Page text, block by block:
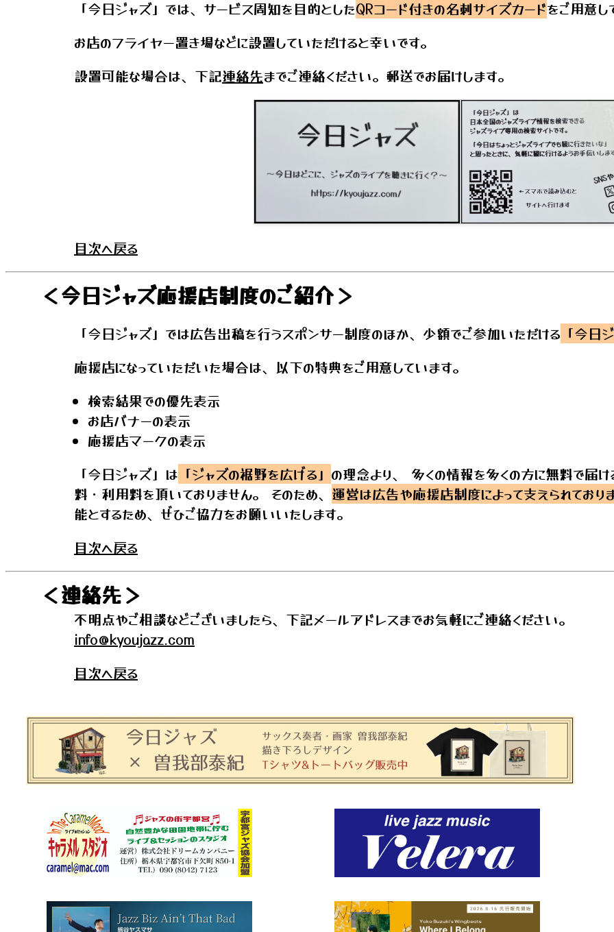
「今日ジャズ」では、サービス周知を目的としたQRコード付きの名刺サイズカードをご用意し
お店のフライヤー置き場などに設置していただけると幸いです。
設置可能な場合は、下記連絡先までご連絡ください。郵送でお届けします。
目次へ戻る
＜今日ジャズ応援店制度のご紹介＞
「今日ジャズ」では広告出稿を行うスポンサー制度のほか、少額でご参加いただける 「今日
応援店になっていただいた場合は、以下の特典をご用意しています。
検索結果での優先表示
お店バナーの表示
応援店マークの表示
「今日ジャズ」は 「ジャズの裾野を広げる」 の理念より、 多くの情報を多くの方に無料で届
料・利用料を頂いておりません。 そのため、 運営は広告や応援店制度によって支えられており
能とするため、ぜひご協力をお願いいたします。
目次へ戻る
＜連絡先＞
不明点やご相談などございましたら、下記メールアドレスまでお気軽にご連絡ください。
info@kyoujazz.com
目次へ戻る